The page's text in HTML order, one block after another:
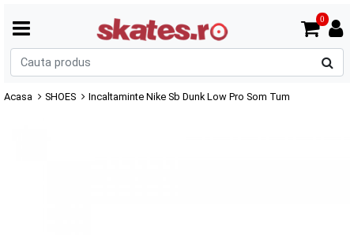
0
Acasa SHOES Incaltaminte Nike Sb Dunk Low Pro Som Tum